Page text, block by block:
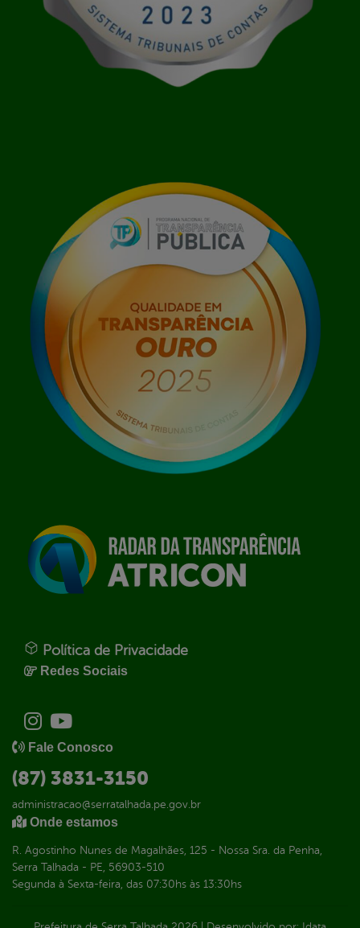
Política de Privacidade
Redes Sociais
Fale Conosco
(87) 3831-3150
administracao@serratalhada.pe.gov.br
Onde estamos
R. Agostinho Nunes de Magalhães, 125 - Nossa Sra. da Penha,
Serra Talhada - PE, 56903-510
Segunda à Sexta-feira, das 07:30hs às 13:30hs